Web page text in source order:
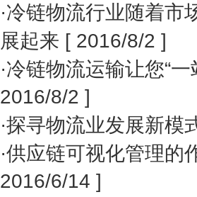
·冷链物流行业随着市
展起来 [ 2016/8/2 ]
·冷链物流运输让您“一
2016/8/2 ]
·探寻物流业发展新模
·供应链可视化管理的
2016/6/14 ]